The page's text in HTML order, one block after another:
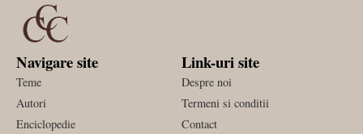
Navigare site
Teme
Autori
Enciclopedie
Link-uri site
Despre noi
Termeni si conditii
Contact